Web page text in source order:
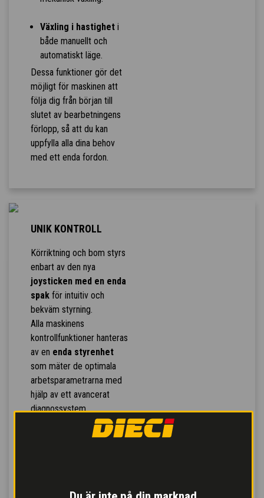
Växling i hastigheti
både manuellt och
automatiskt läge.
Dessa funktioner gör det
möjligt för maskinen att
följa dig från början till
slutet av bearbetningens
förlopp, så att du kan
uppfylla alla dina behov
med ett enda fordon.
UNIK KONTROLL
Körriktning och bom styrs
enbart av den nya
joysticken med en enda
spakför intuitiv och
bekväm styrning.
Alla maskinens
kontrollfunktioner hanteras
av en enda styrenhet
som mäter de optimala
arbetsparametrarna med
hjälp av ett avancerat
diagnossystem.
styrventilerna gerfler
arbetet effektivare.